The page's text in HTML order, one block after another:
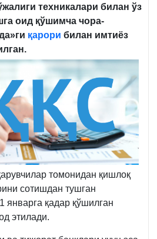
техникалари билан ўз
оид қўшимча чора-
»ги қарори билан имтиёз
томонидан қишлоқ
сотишдан тушган
январга қадар қўшилган
этилади.